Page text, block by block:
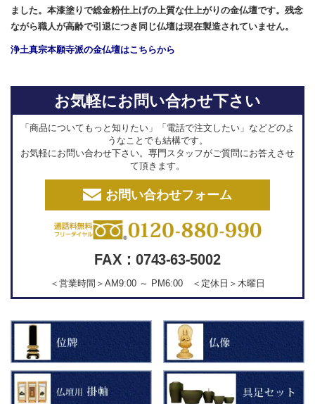
ました。本漆塗りで総金粉仕上げの上質な仕上がりの金仏壇です。残念
ながら職人が高齢で引退につき同じ仏壇は現在製造されていません。
浄土真宗本願寺派の金仏壇はこちらから
お気軽にお問い合わせ下さい
「商品についてもっと知りたい」「電話で注文したい」などどのよ
うなことでも結構です。
お気軽にお問い合わせ下さい。専門スタッフがご質問にお答えさせ
て頂きます。
お問い合わせフォーム
FAX：0743-63-5002
＜営業時間＞AM9:00 ～ PM6:00 ＜定休日＞木曜日